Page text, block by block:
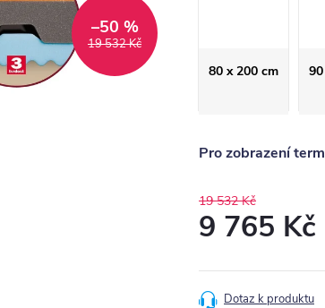
19 532 Kč
–50 %
80 x 200 cm
Pro zobrazení
19 532 Kč
9 765 Kč
cena:
Dotaz k produktu